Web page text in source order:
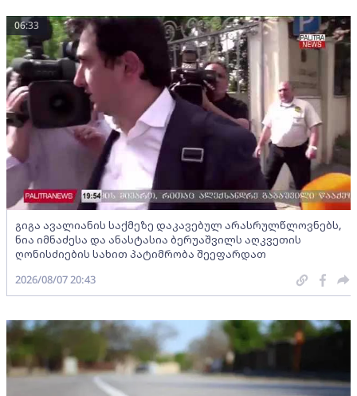
გიგა ავალიანის საქმეზე დაკავებულ არასრულწლოვნებს,
ნია იმნაძესა და ანასტასია ბერუაშვილს აღკვეთის
ღონისძიების სახით პატიმრობა შეეფარდათ
06:33
2026/08/07 20:43